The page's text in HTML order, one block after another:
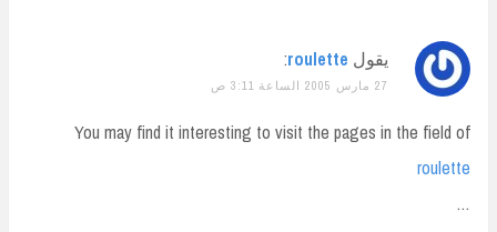
يقول roulette
:
27 مارس 2005 الساعة 3:11 ص
You may find it interesting to visit the pages in the field of
roulette
…